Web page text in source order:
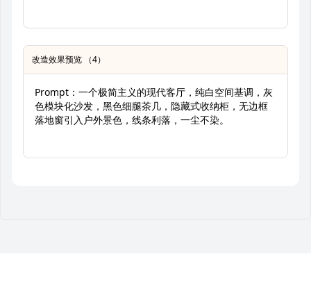
改造效果预览 （4）
Prompt：一个极简主义的现代客厅，纯白空间基调，灰
色模块化沙发，黑色细腿茶几，隐藏式收纳柜，无边框
落地窗引入户外景色，线条利落，一尘不染。